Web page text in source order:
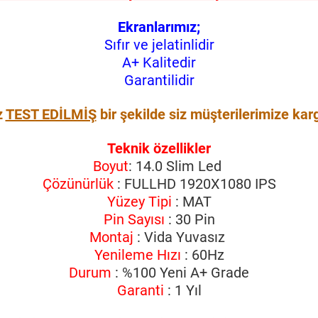
Ekranlarımız;
Sıfır ve jelatinlidir
A+ Kalitedir
Garantilidir
TEST EDİLMİŞbir şekilde siz müşterilerimize
Teknik özellikler
Boyut: 14.0 Slim Led
Çözünürlük: FULLHD 1920X1080 IPS
Yüzey Tipi : MAT
Pin Sayısı : 30 Pin
Montaj : Vida Yuvasız
Yenileme Hızı : 60Hz
Durum : %100 Yeni A+ Grade
Garanti : 1 Yıl